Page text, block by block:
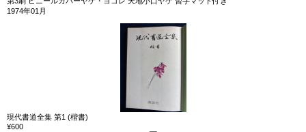
1974年01月
現代書道全集 第1 (楷書)
¥600